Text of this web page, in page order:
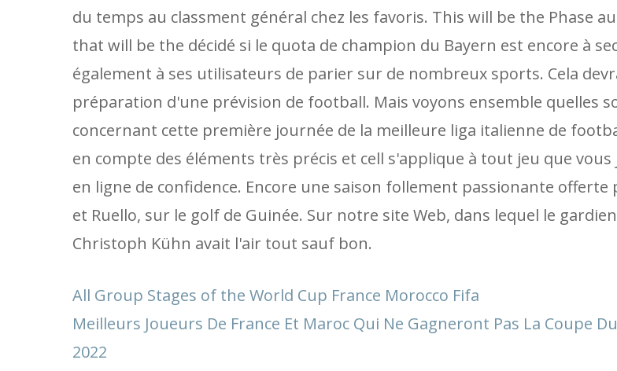
du temps au classment général chez les favoris. This will be the Phase
that will be the décidé si le quota de champion du Bayern est encore à
également à ses utilisateurs de parier sur de nombreux sports. Cela
préparation d'une prévision de football. Mais voyons ensemble quelles
concernant cette première journée de la meilleure liga italienne de
en compte des éléments très précis et cell s'applique à tout jeu que vous
en ligne de confidence. Encore une saison follement passionante offerte
et Ruello, sur le golf de Guinée. Sur notre site Web, dans lequel le
Christoph Kühn avait l'air tout sauf bon.
All Group Stages of the World Cup France Morocco Fifa
Meilleurs Joueurs De France Et Maroc Qui Ne Gagneront Pas La Coupe
2022